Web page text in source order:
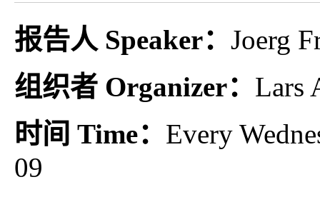
报告人 Speaker： Joerg
组织者 Organizer： Lars
时间 Time： Every
09